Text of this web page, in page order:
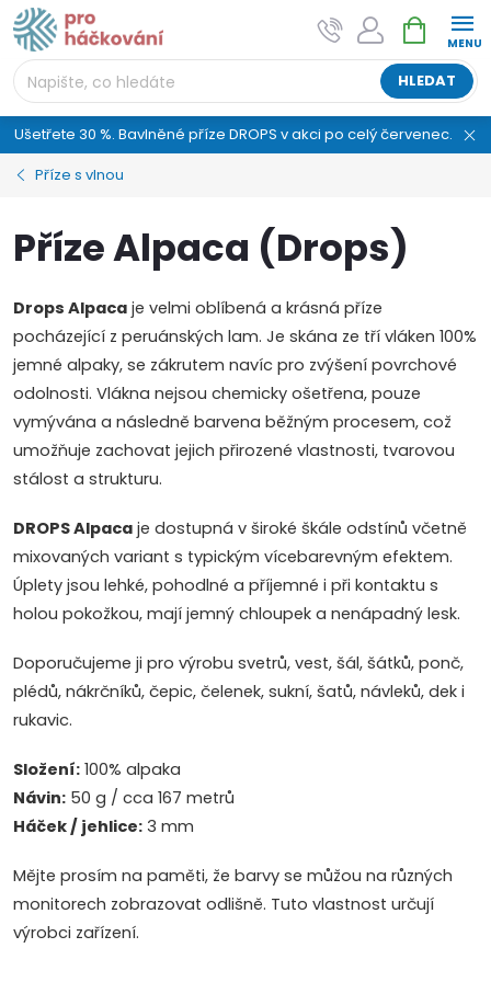
Přejít
na
obsah
HLEDAT
NÁKUPNÍ
KOŠÍK
Ušetřete 30 %. Bavlněné příze DROPS v akci po celý červenec.
Příze s vlnou
Příze Alpaca (Drops)
Drops Alpaca je velmi oblíbená a krásná příze
pocházející z peruánských lam. Je skána ze tří vláken 100%
jemné alpaky, se zákrutem navíc pro zvýšení povrchové
odolnosti. Vlákna nejsou chemicky ošetřena, pouze
vymývána a následně barvena běžným procesem, což
umožňuje zachovat jejich přirozené vlastnosti, tvarovou
stálost a strukturu.
DROPS Alpaca je dostupná v široké škále odstínů včetně
mixovaných variant s typickým vícebarevným efektem.
Úplety jsou lehké, pohodlné a příjemné i při kontaktu s
holou pokožkou, mají jemný chloupek a nenápadný lesk.
Doporučujeme ji pro výrobu svetrů, vest, šál, šátků, ponč,
plédů, nákrčníků, čepic, čelenek, sukní, šatů, návleků, dek i
rukavic.
Složení: 100% alpaka
Návin: 50 g / cca 167 metrů
Háček / jehlice: 3 mm
Mějte prosím na paměti, že barvy se můžou na různých
monitorech zobrazovat odlišně. Tuto vlastnost určují
výrobci zařízení.
AI asistent "pani Klubíčková" –
ProHackovani.cz
Jsme e-shop s více než osmiletou tradicí a máme pro
vás připraveno více než 25 tisíc produktů. Vše skladem,
připravené k odeslání.